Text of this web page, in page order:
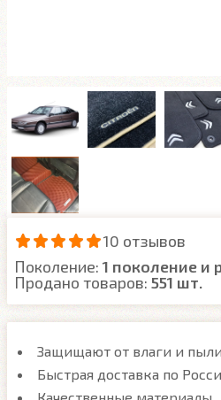
10 отзывов
Поколение: 1 поколение и
Продано товаров: 551 шт.
Защищают от влаги и пыли
Быстрая доставка по